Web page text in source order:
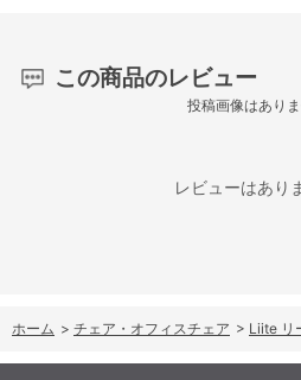
この商品のレビュー
投稿画像はありま
レビューはあり
ホーム > チェア・オフィスチェア > Liite リ